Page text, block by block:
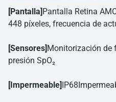
[Pantalla]Pantalla Retina
448 píxeles, frecuencia de
[Sensores]Monitorización de
presión SpO₂
[Impermeable]